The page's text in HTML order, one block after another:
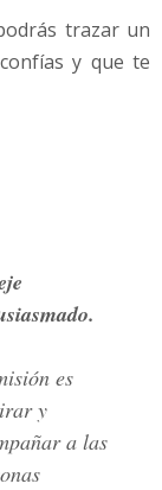
trazar un
y que te
es
y
a las